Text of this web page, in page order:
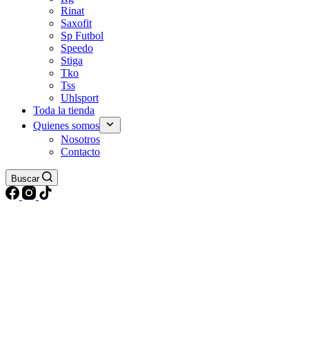
Rinat
Saxofit
Sp Futbol
Speedo
Stiga
Tko
Tss
Uhlsport
Toda la tienda
Quienes somos
Nosotros
Contacto
Buscar